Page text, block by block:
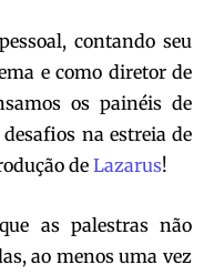
contando seu
e como diretor de
os painéis de
na estreia de
de Lazarus!
as palestras não
ao menos uma vez